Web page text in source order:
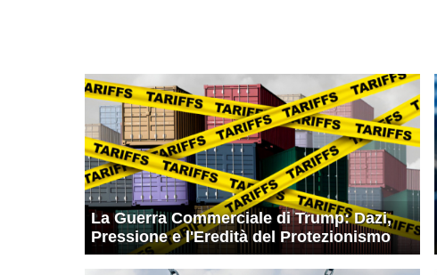
La Guerra Commerciale di Trump: Dazi,
Pressione e l'Eredità del Protezionismo